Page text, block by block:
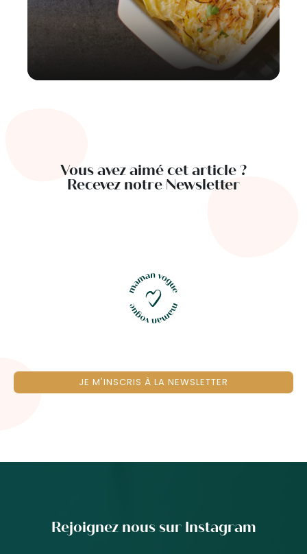
Vous avez aimé cet article ?
Recevez notre Newsletter
JE M'INSCRIS À LA NEWSLETTER
Rejoignez nous sur Instagram